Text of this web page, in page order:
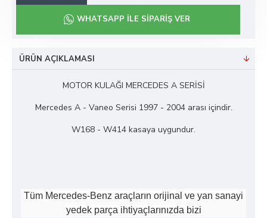
WHATSAPP ILE SIPARIŞ VER
ÜRÜN AÇIKLAMASI
MOTOR KULAĞI MERCEDES A SERİSİ
Mercedes A - Vaneo Serisi 1997 - 2004 arası içindir.
W168 - W414 kasaya uygundur.
Tüm Mercedes-Benz araçların orijinal ve yan sanayi
yedek parça ihtiyaçlarınızda bizi